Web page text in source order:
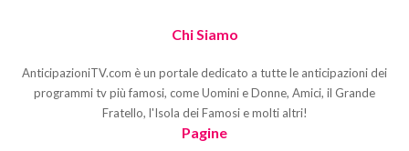
Chi Siamo
AnticipazioniTV.com è un portale dedicato a tutte le anticipazioni dei
programmi tv più famosi, come Uomini e Donne, Amici, il Grande
Fratello, l'Isola dei Famosi e molti altri!
Pagine